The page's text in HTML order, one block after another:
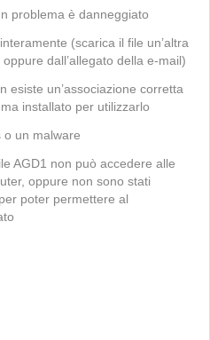
problema è danneggiato
(scarica il file un’altra
dall’allegato della e-mail)
esiste un’associazione corretta
installato per utilizzarlo
o un malware
AGD1 non può accedere alle
oppure non sono stati
poter permettere al